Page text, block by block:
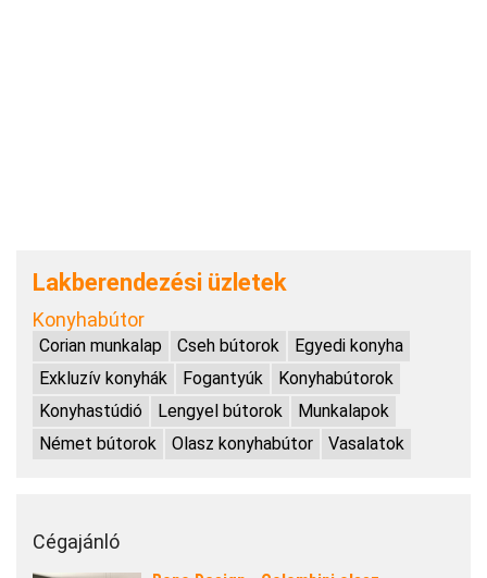
Lakberendezési üzletek
Konyhabútor
Corian munkalap Cseh bútorok
Egyedi konyha
Exkluzív konyhák
Fogantyúk
Konyhabútorok
Konyhastúdió
Lengyel bútorok
Munkalapok
Német bútorok
Olasz konyhabútor Vasalatok
Cégajánló